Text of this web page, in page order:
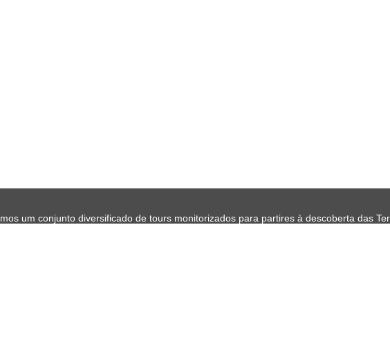
um conjunto diversificado de tours monitorizados para partires à descoberta das